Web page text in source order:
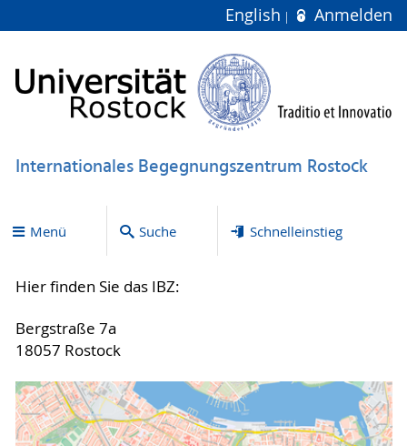
English Anmelden
Internationales Begegnungszentrum Rostock
Menü Suche Schnelleinstieg
Hier finden Sie das IBZ:
Bergstraße 7a
18057 Rostock